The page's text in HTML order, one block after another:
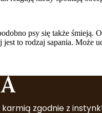
psy się także
jest to rodzaj sapania. Może
zgodnie z